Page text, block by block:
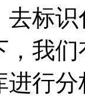
标
，我
进行